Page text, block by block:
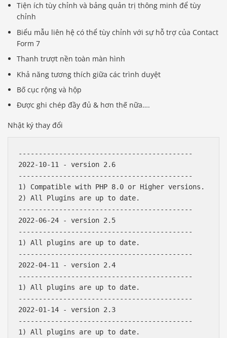
Tiện ích tùy chỉnh và bảng quản trị thông minh để tùy
chỉnh
Biểu mẫu liên hệ có thể tùy chỉnh với sự hỗ trợ của Contact
Form 7
Thanh trượt nền toàn màn hình
Khả năng tương thích giữa các trình duyệt
Bố cục rộng và hộp
Được ghi chép đầy đủ & hơn thế nữa….
Nhật ký thay đổi
-------------------------------------------
2022-10-11 - version 2.6
-------------------------------------------
1) Compatible with PHP 8.0 or Higher versions.
2) All Plugins are up to date.
-------------------------------------------
2022-06-24 - version 2.5
-------------------------------------------
1) All plugins are up to date.
-------------------------------------------
2022-04-11 - version 2.4
-------------------------------------------
1) All plugins are up to date.
-------------------------------------------
2022-01-14 - version 2.3
-------------------------------------------
1) All plugins are up to date.